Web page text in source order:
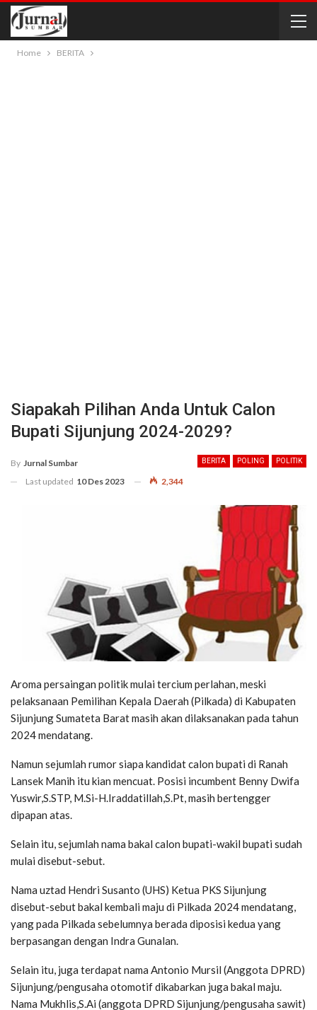
Home BERITA
Siapakah Pilihan Anda Untuk Calon
Bupati Sijunjung 2024-2029?
BERITA POLING POLITIK
By Jurnal Sumbar
Last updated 10 Des 2023 2,344
Aroma persaingan politik mulai tercium perlahan, meski
pelaksanaan Pemilihan Kepala Daerah (Pilkada) di Kabupaten
Sijunjung Sumateta Barat masih akan dilaksanakan pada tahun
2024 mendatang.
Namun sejumlah rumor siapa kandidat calon bupati di Ranah
Lansek Manih itu kian mencuat. Posisi incumbent Benny Dwifa
Yuswir,S.STP, M.Si-H.Iraddatillah,S.Pt, masih bertengger
dipapan atas.
Selain itu, sejumlah nama bakal calon bupati-wakil bupati sudah
mulai disebut-sebut.
Nama uztad Hendri Susanto (UHS) Ketua PKS Sijunjung
disebut-sebut bakal kembali maju di Pilkada 2024 mendatang,
yang pada Pilkada sebelumnya berada diposisi kedua yang
berpasangan dengan Indra Gunalan.
Selain itu, juga terdapat nama Antonio Mursil (Anggota DPRD)
Sijunjung/pengusaha otomotif dikabarkan juga bakal maju.
Nama Mukhlis,S.Ai (anggota DPRD Sijunjung/pengusaha sawit)